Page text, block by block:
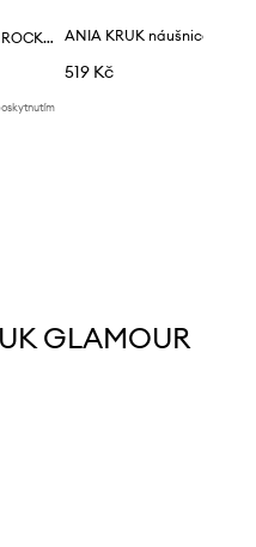
Stříbrná náušnice ANIA KRUK ROCK IT
519 Kč
GLAMOUR